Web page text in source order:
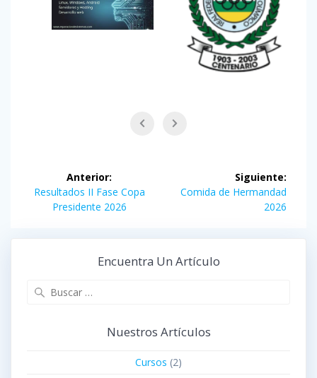
Navegación
de
Anterior:
Entrada
anterior:
Resultados II Fase Copa
Presidente 2026
Siguiente:
Siguiente
Comida de Hermandad
2026
Encuentra Un Artículo
Nuestros Artículos
Cursos (2)